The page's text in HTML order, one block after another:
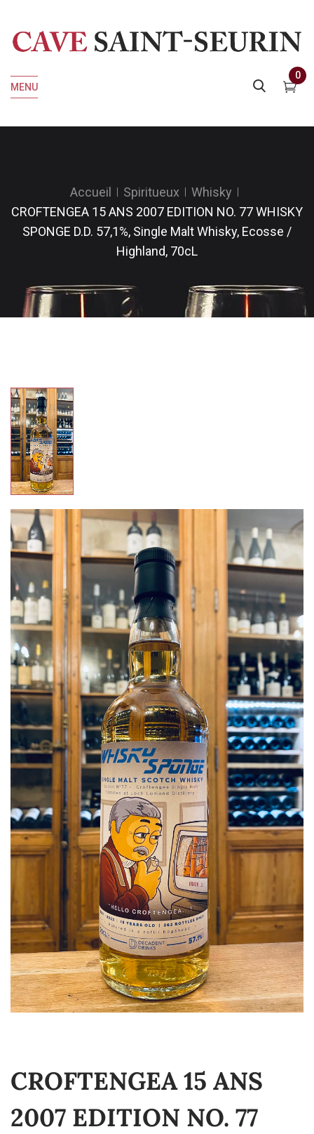
MENU
0
Accueil Spiritueux
Whisky
CROFTENGEA 15 ANS 2007 EDITION NO. 77 WHISKY
SPONGE D.D. 57,1%, Single Malt Whisky, Ecosse /
Highland, 70cL
CROFTENGEA 15 ANS
2007 EDITION NO. 77